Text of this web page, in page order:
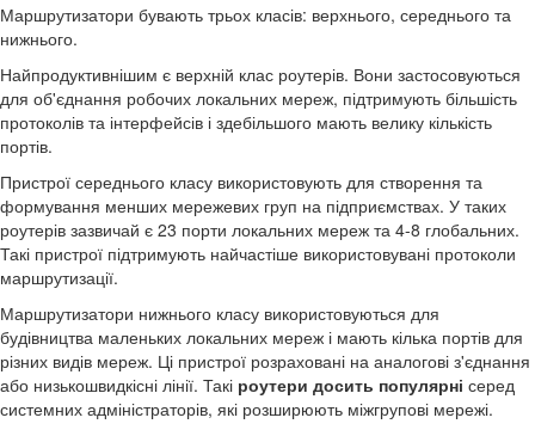
Маршрутизатори бувають трьох класів: верхнього, середнього та
нижнього.
Найпродуктивнішим є верхній клас роутерів. Вони застосовуються
для об'єднання робочих локальних мереж, підтримують більшість
протоколів та інтерфейсів і здебільшого мають велику кількість
портів.
Пристрої середнього класу використовують для створення та
формування менших мережевих груп на підприємствах. У таких
роутерів зазвичай є 23 порти локальних мереж та 4-8 глобальних.
Такі пристрої підтримують найчастіше використовувані протоколи
маршрутизації.
Маршрутизатори нижнього класу використовуються для
будівництва маленьких локальних мереж і мають кілька портів для
різних видів мереж. Ці пристрої розраховані на аналогові з'єднання
або низькошвидкісні лінії. Такі роутери досить популярні серед
системних адміністраторів, які розширюють міжгрупові мережі.